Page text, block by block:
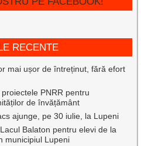
RECENTE
mai ușor de întreținut, fără efort
PNRR pentru
de învățământ
ajunge, pe 30 iulie, la Lupeni
Balaton pentru elevi de la
municipiul Lupeni